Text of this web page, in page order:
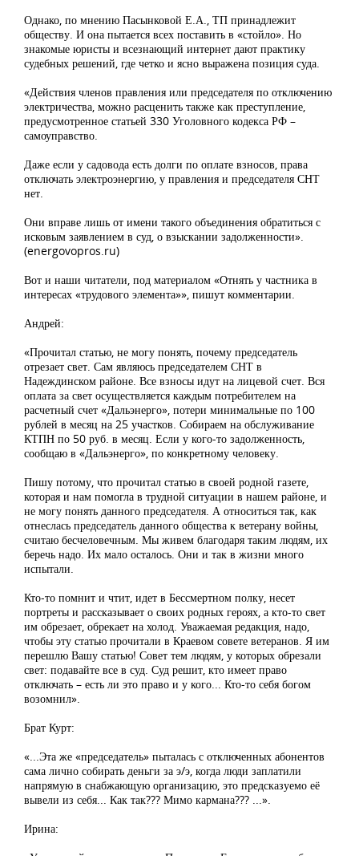
Однако, по мнению Пасынковой Е.А., ТП принадлежит
обществу. И она пытается всех поставить в «стойло». Но
знакомые юристы и всезнающий интернет дают практику
судебных решений, где четко и ясно выражена позиция суда.
«Действия членов правления или председателя по отключению
электричества, можно расценить также как преступление,
предусмотренное статьей 330 Уголовного кодекса РФ –
самоуправство.
Даже если у садовода есть долги по оплате взносов, права
отключать электроэнергию, у правления и председателя СНТ
нет.
Они вправе лишь от имени такого объединения обратиться с
исковым заявлением в суд, о взыскании задолженности».
(energovopros.ru)
Вот и наши читатели, под материалом «Отнять у частника в
интересах «трудового элемента»», пишут комментарии.
Андрей:
«Прочитал статью, не могу понять, почему председатель
отрезает свет. Сам являюсь председателем СНТ в
Надеждинском районе. Все взносы идут на лицевой счет. Вся
оплата за свет осуществляется каждым потребителем на
расчетный счет «Дальэнерго», потери минимальные по 100
рублей в месяц на 25 участков. Собираем на обслуживание
КТПН по 50 руб. в месяц. Если у кого-то задолженность,
сообщаю в «Дальэнерго», по конкретному человеку.
Пишу потому, что прочитал статью в своей родной газете,
которая и нам помогла в трудной ситуации в нашем районе, и
не могу понять данного председателя. А относиться так, как
отнеслась председатель данного общества к ветерану войны,
считаю бесчеловечным. Мы живем благодаря таким людям, их
беречь надо. Их мало осталось. Они и так в жизни много
испытали.
Кто-то помнит и чтит, идет в Бессмертном полку, несет
портреты и рассказывает о своих родных героях, а кто-то свет
им обрезает, обрекает на холод. Уважаемая редакция, надо,
чтобы эту статью прочитали в Краевом совете ветеранов. Я им
перешлю Вашу статью! Совет тем людям, у которых обрезали
свет: подавайте все в суд. Суд решит, кто имеет право
отключать – есть ли это право и у кого... Кто-то себя богом
возомнил».
Брат Курт:
«...Эта же «председатель» пыталась с отключенных абонентов
сама лично собирать деньги за э/э, когда люди заплатили
напрямую в снабжающую организацию, это предсказуемо её
вывели из себя... Как так??? Мимо кармана??? ...».
Ирина: